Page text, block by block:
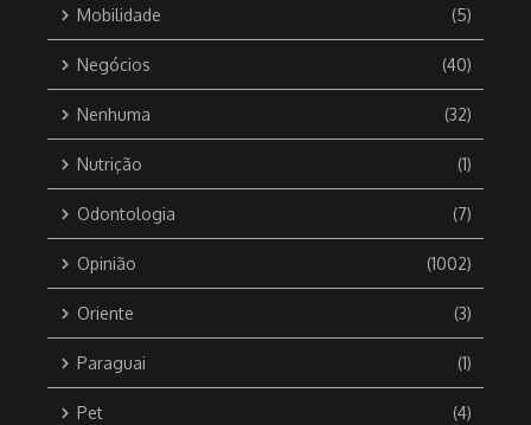
Mobilidade (5)
Negócios (40)
Nenhuma (32)
Nutrição (1)
Odontologia (7)
Opinião (1002)
Oriente (3)
Paraguai (1)
Pet (4)